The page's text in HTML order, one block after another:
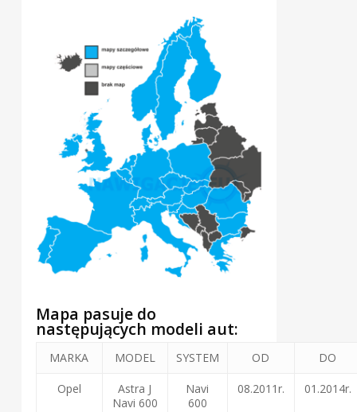
Mapa pasuje do
następujących modeli aut:
MARKA MODEL SYSTEM OD DO
Opel
Astra J
Navi 600
Navi
600
08.2011r. 01.2014r.